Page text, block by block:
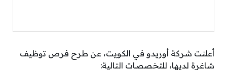
أعلنت شركة أوريدو في الكويت، عن طرح فرص توظيف
شاغرة لديها، للتخصصات التالية: